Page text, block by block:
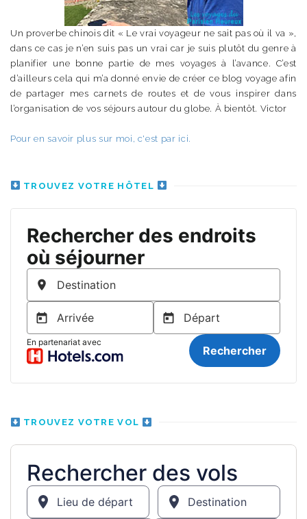
Un proverbe chinois dit « Le vrai voyageur ne sait pas où il va »,
dans ce cas je n’en suis pas un vrai car je suis plutôt du genre à
planifier une bonne partie de mes voyages à l’avance. C’est
d’ailleurs cela qui m’a donné envie de créer ce blog voyage afin
de partager mes carnets de routes et de vous inspirer dans
l’organisation de vos séjours autour du globe. À bientôt. Victor
Pour en savoir plus sur moi, c'est par ici.
TROUVEZ VOTRE HÔTEL
TROUVEZ VOTRE VOL